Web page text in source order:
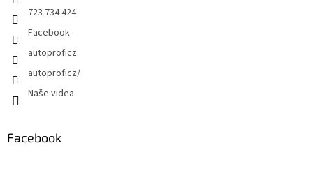
723 734 424
Facebook
autoproficz
autoproficz/
Naše videa
Facebook